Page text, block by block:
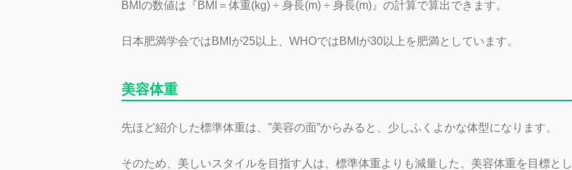
BMIの数値は『BMI＝体重(kg) ÷ 身長(m) ÷ 身長(m)』の計算で算出できます。
日本肥満学会ではBMIが25以上、WHOではBMIが30以上を肥満としています。
美容体重
先ほど紹介した標準体重は、”美容の面”からみると、少しふくよかな体型になります。
そのため、美しいスタイルを目指す人は、標準体重よりも減量した、美容体重を目標とし